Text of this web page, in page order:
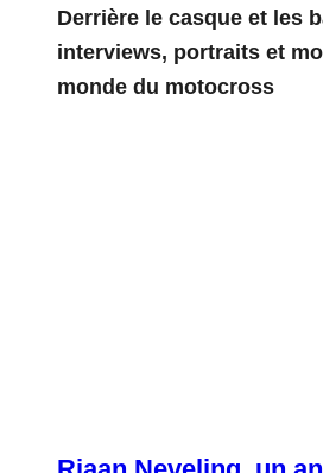
Derrière le casque et les
interviews, portraits et
monde du motocross